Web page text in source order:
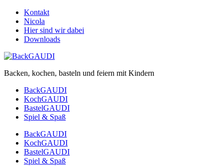
Kontakt
Nicola
Hier sind wir dabei
Downloads
Backen, kochen, basteln und feiern mit Kindern
BackGAUDI
KochGAUDI
BastelGAUDI
Spiel & Spaß
BackGAUDI
KochGAUDI
BastelGAUDI
Spiel & Spaß